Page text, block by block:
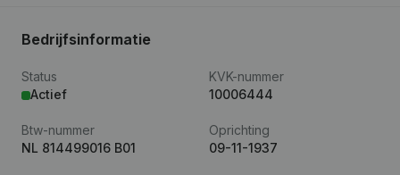
Bedrijfsinformatie
Status
Actief
KVK-nummer
10006444
Btw-nummer
NL 814499016 B01
Oprichting
09-11-1937